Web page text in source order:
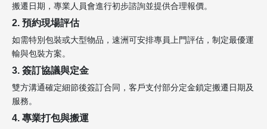
搬遷日期，專業人員會進行初步諮詢並提供合理報價。
2. 預約現場評估
如需特別包裝或大型物品，速洲可安排專員上門評估，制定最優運
輸與包裝方案。
3. 簽訂協議與定金
雙方溝通確定細節後簽訂合同，客戶支付部分定金鎖定搬遷日期及
服務。
4. 專業打包與搬運